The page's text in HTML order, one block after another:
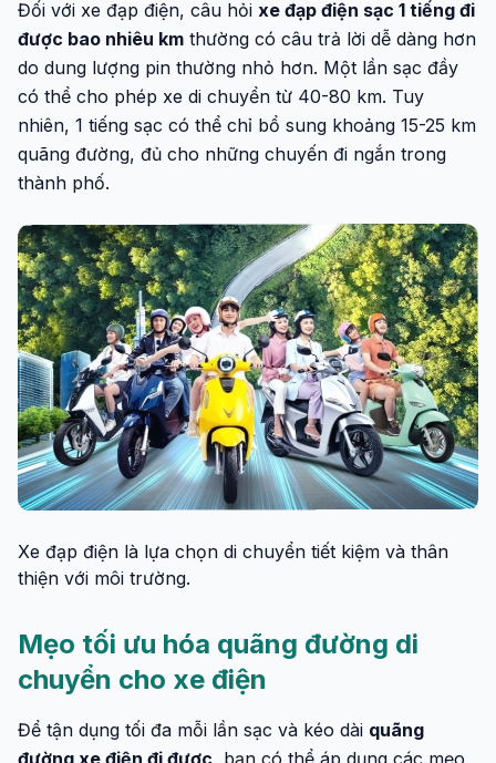
Đối với xe đạp điện, câu hỏi xe đạp điện sạc 1 tiếng đi
được bao nhiêu km thường có câu trả lời dễ dàng hơn
do dung lượng pin thường nhỏ hơn. Một lần sạc đầy
có thể cho phép xe di chuyển từ 40-80 km. Tuy
nhiên, 1 tiếng sạc có thể chỉ bổ sung khoảng 15-25 km
quãng đường, đủ cho những chuyến đi ngắn trong
thành phố.
Xe đạp điện là lựa chọn di chuyển tiết kiệm và thân
thiện với môi trường.
Mẹo tối ưu hóa quãng đường di
chuyển cho xe điện
Để tận dụng tối đa mỗi lần sạc và kéo dài quãng
đường xe điện đi được, bạn có thể áp dụng các mẹo